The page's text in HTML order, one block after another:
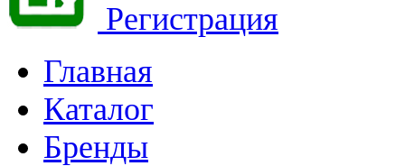
Регистрация
Главная
Каталог
Бренды